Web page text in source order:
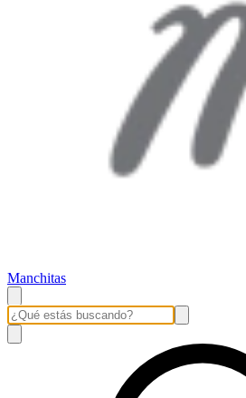
Manchitas